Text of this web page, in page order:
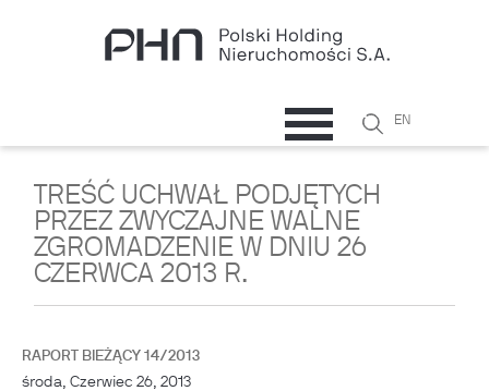
Formularz
SzukajEN
TREŚĆ UCHWAŁ PODJĘTYCH
PRZEZ ZWYCZAJNE WALNE
ZGROMADZENIE W DNIU 26
CZERWCA 2013 R.
RAPORT BIEŻĄCY 14/2013
środa, Czerwiec 26, 2013